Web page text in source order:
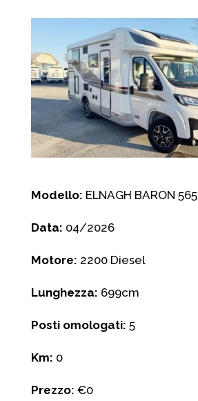
Modello: ELNAGH BARON 565
Data: 04/2026
Motore: 2200 Diesel
Lunghezza: 699cm
Posti omologati: 5
Km: 0
Prezzo: €0